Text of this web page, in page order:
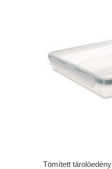
Tömített